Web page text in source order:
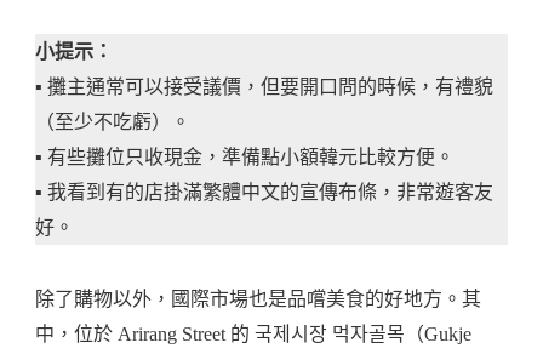
小提示：
▪️ 攤主通常可以接受議價，但要開口問的時候，有禮貌
（至少不吃虧）。
▪️ 有些攤位只收現金，準備點小額韓元比較方便。
▪️ 我看到有的店掛滿繁體中文的宣傳布條，非常遊客友
好。
除了購物以外，國際市場也是品嚐美食的好地方。其
中，位於 Arirang Street 的 국제시장 먹자골목（Gukje